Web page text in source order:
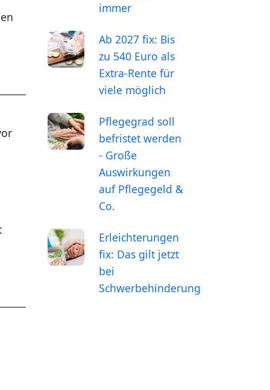
immer
Ab 2027 fix: Bis
zu 540 Euro als
Extra-Rente für
viele möglich
Pflegegrad soll
befristet werden
- Große
Auswirkungen
auf Pflegegeld &
Co.
Erleichterungen
fix: Das gilt jetzt
bei
Schwerbehinderung